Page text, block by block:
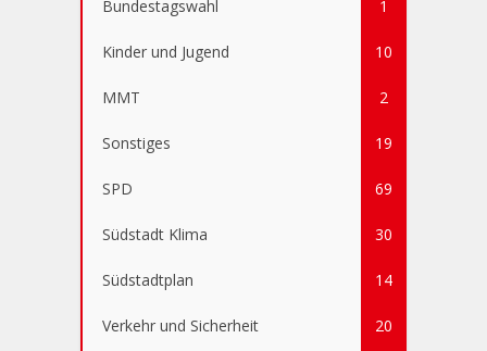
Bundestagswahl 1
Kinder und Jugend 10
MMT 2
Sonstiges 19
SPD 69
Südstadt Klima 30
Südstadtplan 14
Verkehr und Sicherheit 20